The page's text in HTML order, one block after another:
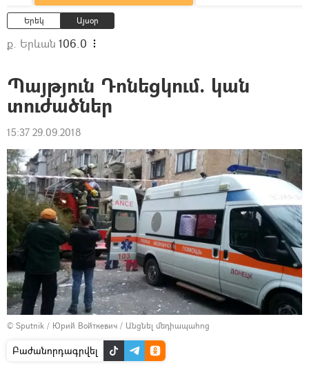
Երեկ Այսօր
ք. Երևան 106.0
Պայթյուն Դոնեցկում. կան
տուժածներ
15:37 29.09.2018
© Sputnik / Юрий Войткевич / Անցնել մեդիապահոց
Բաժանորդագրվել